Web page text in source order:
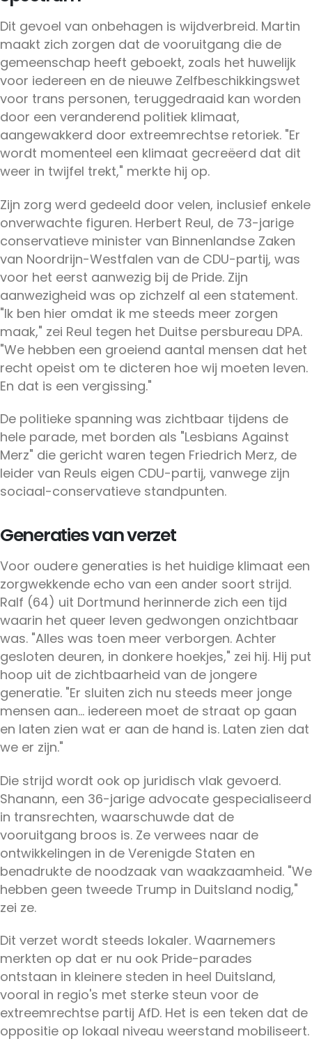
Dit gevoel van onbehagen is wijdverbreid. Martin
maakt zich zorgen dat de vooruitgang die de
gemeenschap heeft geboekt, zoals het huwelijk
voor iedereen en de nieuwe Zelfbeschikkingswet
voor trans personen, teruggedraaid kan worden
door een veranderend politiek klimaat,
aangewakkerd door extreemrechtse retoriek. "Er
wordt momenteel een klimaat gecreëerd dat dit
weer in twijfel trekt," merkte hij op.
Zijn zorg werd gedeeld door velen, inclusief enkele
onverwachte figuren. Herbert Reul, de 73-jarige
conservatieve minister van Binnenlandse Zaken
van Noordrijn-Westfalen van de CDU-partij, was
voor het eerst aanwezig bij de Pride. Zijn
aanwezigheid was op zichzelf al een statement.
"Ik ben hier omdat ik me steeds meer zorgen
maak," zei Reul tegen het Duitse persbureau DPA.
"We hebben een groeiend aantal mensen dat het
recht opeist om te dicteren hoe wij moeten leven.
En dat is een vergissing."
De politieke spanning was zichtbaar tijdens de
hele parade, met borden als "Lesbians Against
Merz" die gericht waren tegen Friedrich Merz, de
leider van Reuls eigen CDU-partij, vanwege zijn
sociaal-conservatieve standpunten.
Generaties van verzet
Voor oudere generaties is het huidige klimaat een
zorgwekkende echo van een ander soort strijd.
Ralf (64) uit Dortmund herinnerde zich een tijd
waarin het queer leven gedwongen onzichtbaar
was. "Alles was toen meer verborgen. Achter
gesloten deuren, in donkere hoekjes," zei hij. Hij put
hoop uit de zichtbaarheid van de jongere
generatie. "Er sluiten zich nu steeds meer jonge
mensen aan... iedereen moet de straat op gaan
en laten zien wat er aan de hand is. Laten zien dat
we er zijn."
Die strijd wordt ook op juridisch vlak gevoerd.
Shanann, een 36-jarige advocate gespecialiseerd
in transrechten, waarschuwde dat de
vooruitgang broos is. Ze verwees naar de
ontwikkelingen in de Verenigde Staten en
benadrukte de noodzaak van waakzaamheid. "We
hebben geen tweede Trump in Duitsland nodig,"
zei ze.
Dit verzet wordt steeds lokaler. Waarnemers
merkten op dat er nu ook Pride-parades
ontstaan in kleinere steden in heel Duitsland,
vooral in regio's met sterke steun voor de
extreemrechtse partij AfD. Het is een teken dat de
oppositie op lokaal niveau weerstand mobiliseert.